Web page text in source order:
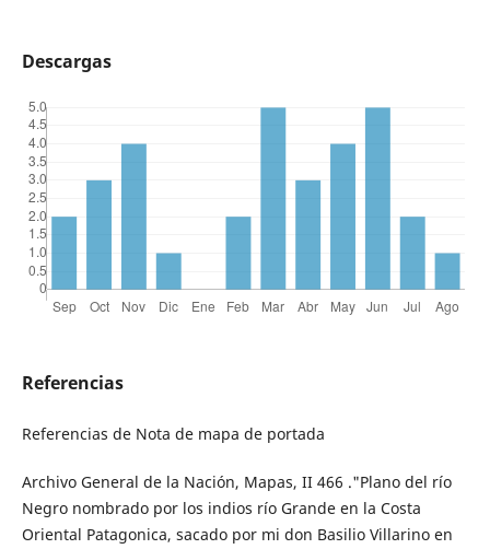
Descargas
Referencias
Referencias de Nota de mapa de portada
Archivo General de la Nación, Mapas, II 466 ."Plano del río
Negro nombrado por los indios río Grande en la Costa
Oriental Patagonica, sacado por mi don Basilio Villarino en